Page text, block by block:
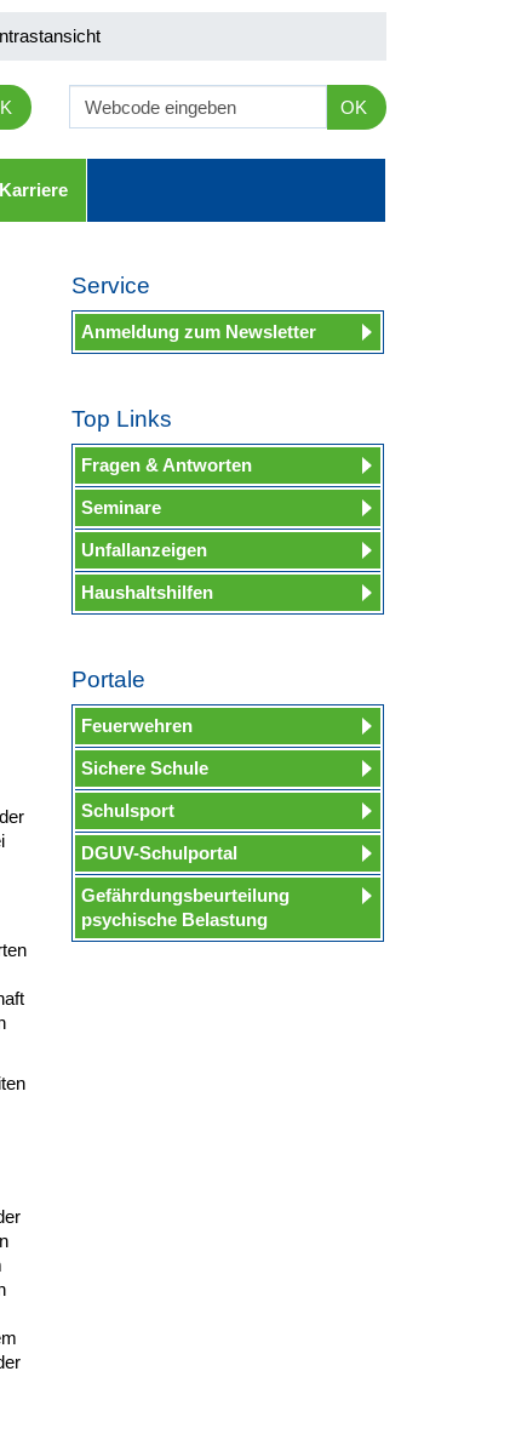
OK
Karriere
Service
Anmeldung zum Newsletter
Top Links
Fragen & Antworten
Seminare
Unfallanzeigen
Haushaltshilfen
Portale
Feuerwehren
Sichere Schule
Schulsport
DGUV-Schulportal
Gefährdungsbeurteilung
psychische Belastung